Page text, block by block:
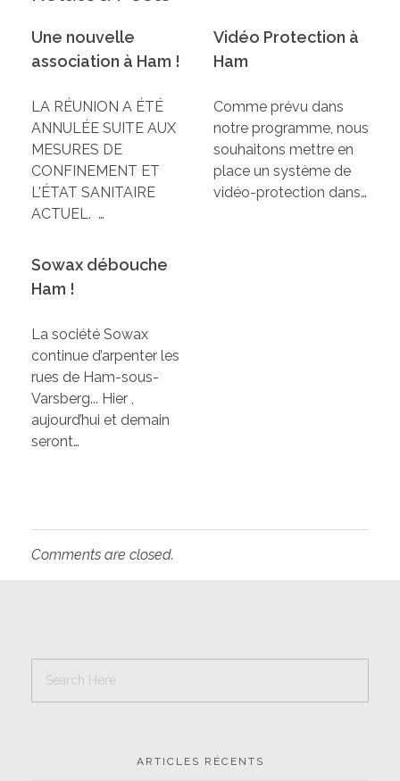
Une nouvelle
association à Ham !
LA RÉUNION A ÉTÉ
ANNULÉE SUITE AUX
MESURES DE
CONFINEMENT ET
L'ÉTAT SANITAIRE
ACTUEL. …
Vidéo Protection à
Ham
Comme prévu dans
notre programme, nous
souhaitons mettre en
place un système de
vidéo-protection dans…
Sowax débouche
Ham !
La société Sowax
continue d’arpenter les
rues de Ham-sous-
Varsberg... Hier ,
aujourd’hui et demain
seront…
Comments are closed.
ARTICLES RÉCENTS